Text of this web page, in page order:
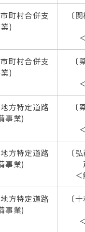
町村合併支
)
〔
町村合併支
)
方特定道路
事業)
方特定道路
事業)
〔
方特定道路
事業)
〔